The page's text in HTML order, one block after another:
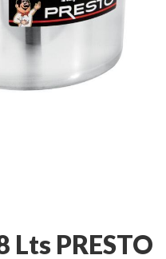
Lts PRESTO